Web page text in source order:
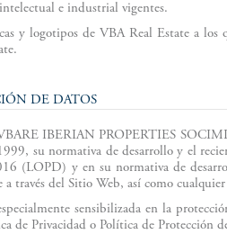
e industrial vigentes.
y logotipos de VBA Real Estate a los
DE DATOS
IBERIAN PROPERTIES
su normativa de desarrollo y el
(LOPD) y en su normativa de
a través del Sitio Web, así como
sensibilizada en la
de Privacidad o Política de Protección